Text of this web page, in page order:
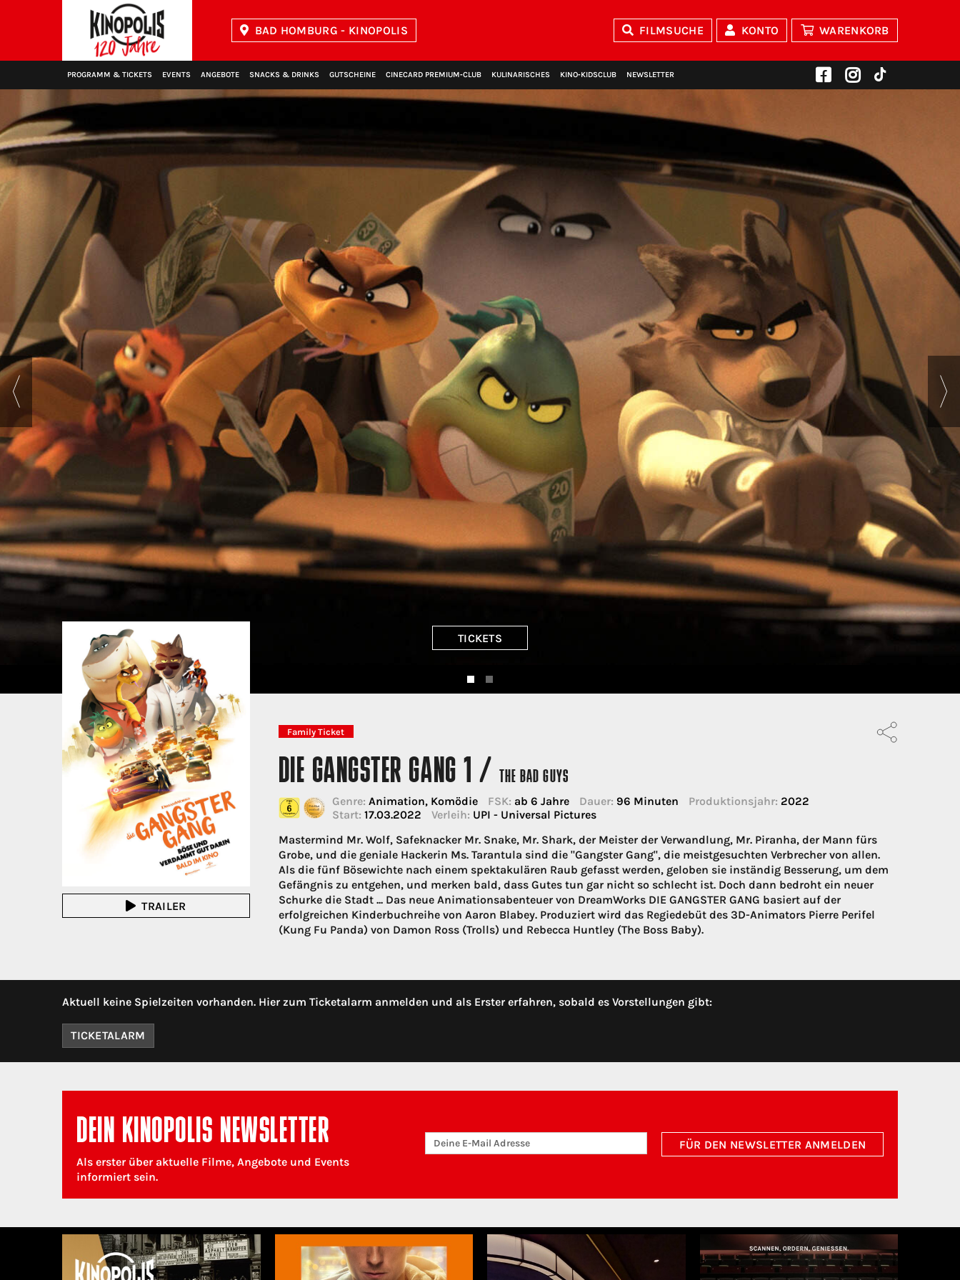
BAD HOMBURG - KINOPOLIS FILMSUCHE KONTO WARENKORB
PROGRAMM & TICKETS EVENTS ANGEBOTE SNACKS & DRINKS GUTSCHEINE CINECARD PREMIUM‑CLUB KULINARISCHES KINO‑KIDSCLUB NEWSLETTER
TICKETS
TRAILER
Family Ticket
DIE GANGSTER GANG 1 / THE BAD GUYS
Genre: Animation, Komödie FSK: ab 6 Jahre Dauer: 96 Minuten Produktionsjahr: 2022
Start: 17.03.2022 Verleih: UPI - Universal Pictures
Mastermind Mr. Wolf, Safeknacker Mr. Snake, Mr. Shark, der Meister der Verwandlung, Mr. Piranha, der Mann fürs
Grobe, und die geniale Hackerin Ms. Tarantula sind die "Gangster Gang", die meistgesuchten Verbrecher von allen.
Als die fünf Bösewichte nach einem spektakulären Raub gefasst werden, geloben sie inständig Besserung, um dem
Gefängnis zu entgehen, und merken bald, dass Gutes tun gar nicht so schlecht ist. Doch dann bedroht ein neuer
Schurke die Stadt ... Das neue Animationsabenteuer von DreamWorks DIE GANGSTER GANG basiert auf der
erfolgreichen Kinderbuchreihe von Aaron Blabey. Produziert wird das Regiedebüt des 3D-Animators Pierre Perifel
(Kung Fu Panda) von Damon Ross (Trolls) und Rebecca Huntley (The Boss Baby).
Aktuell keine Spielzeiten vorhanden. Hier zum Ticketalarm anmelden und als Erster erfahren, sobald es Vorstellungen gibt:
TICKETALARM
DEIN KINOPOLIS NEWSLETTER
Als erster über aktuelle Filme, Angebote und Events
informiert sein.
FÜR DEN NEWSLETTER ANMELDEN